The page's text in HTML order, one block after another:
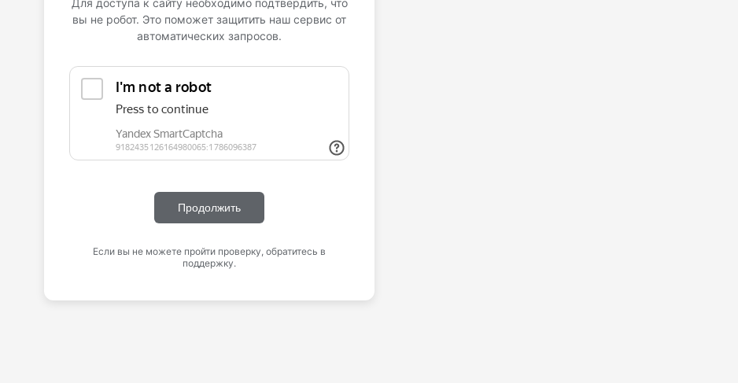
Для доступа к сайту необходимо подтвердить, что
вы не робот. Это поможет защитить наш сервис от
автоматических запросов.
Продолжить
Если вы не можете пройти проверку, обратитесь в
поддержку.